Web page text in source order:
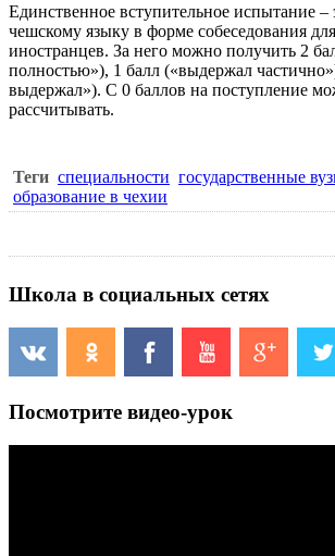
Единственное вступительное испытание –
чешскому языку в форме собеседования
иностранцев. За него можно получить 2
полностью»), 1 балл («выдержал
выдержал»). С 0 баллов на поступление
рассчитывать.
Теги специальности государственные
образование в чехии
Школа в социальных сетях
Посмотрите видео-урок